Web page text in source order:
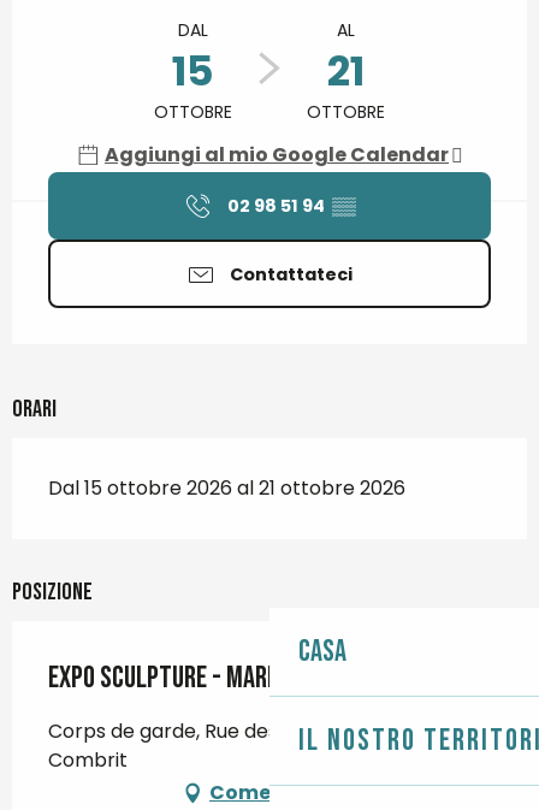
Casa
Il nostro
DAL
15
OTTOBRE
AL
21
OTTOBRE
Aggiungi al mio Google Calendar
02 98 51 94 ▒▒
Contattateci
Orari
Dal 15 ottobre 2026 al 21 ottobre 2026
Posizione
Expo sculpture - Marie-Luce Queinnec
Corps de garde, Rue des Glénans, 29120
Combrit
Come arrivare